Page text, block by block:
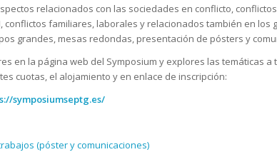
relacionados con las sociedades en conflicto,
conflictos familiares, laborales y relacionados también en
grandes, mesas redondas, presentación de pósters y
en la página web del Symposium y explores las temáticas
cuotas, el alojamiento y en enlace de inscripción:
symposiumseptg.es/
(póster y comunicaciones)